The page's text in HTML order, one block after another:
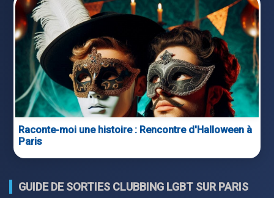
Raconte-moi une histoire : Rencontre d'Halloween à
Paris
GUIDE DE SORTIES CLUBBING LGBT SUR PARIS